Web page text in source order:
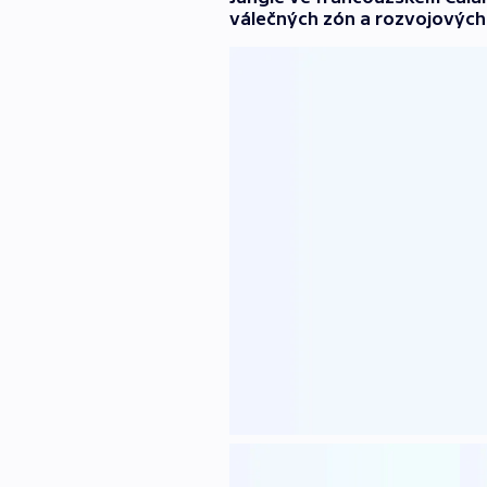
válečných zón a rozvojových